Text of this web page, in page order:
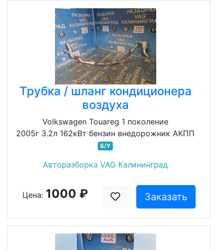
Трубка / шланг кондиционера
воздуха
Volkswagen Touareg 1 поколение
2005г 3.2л 162кВт бензин внедорожник АКПП
Б/У
Авторазборка VAG Калининград
Цена: 1000 ₽ Заказать